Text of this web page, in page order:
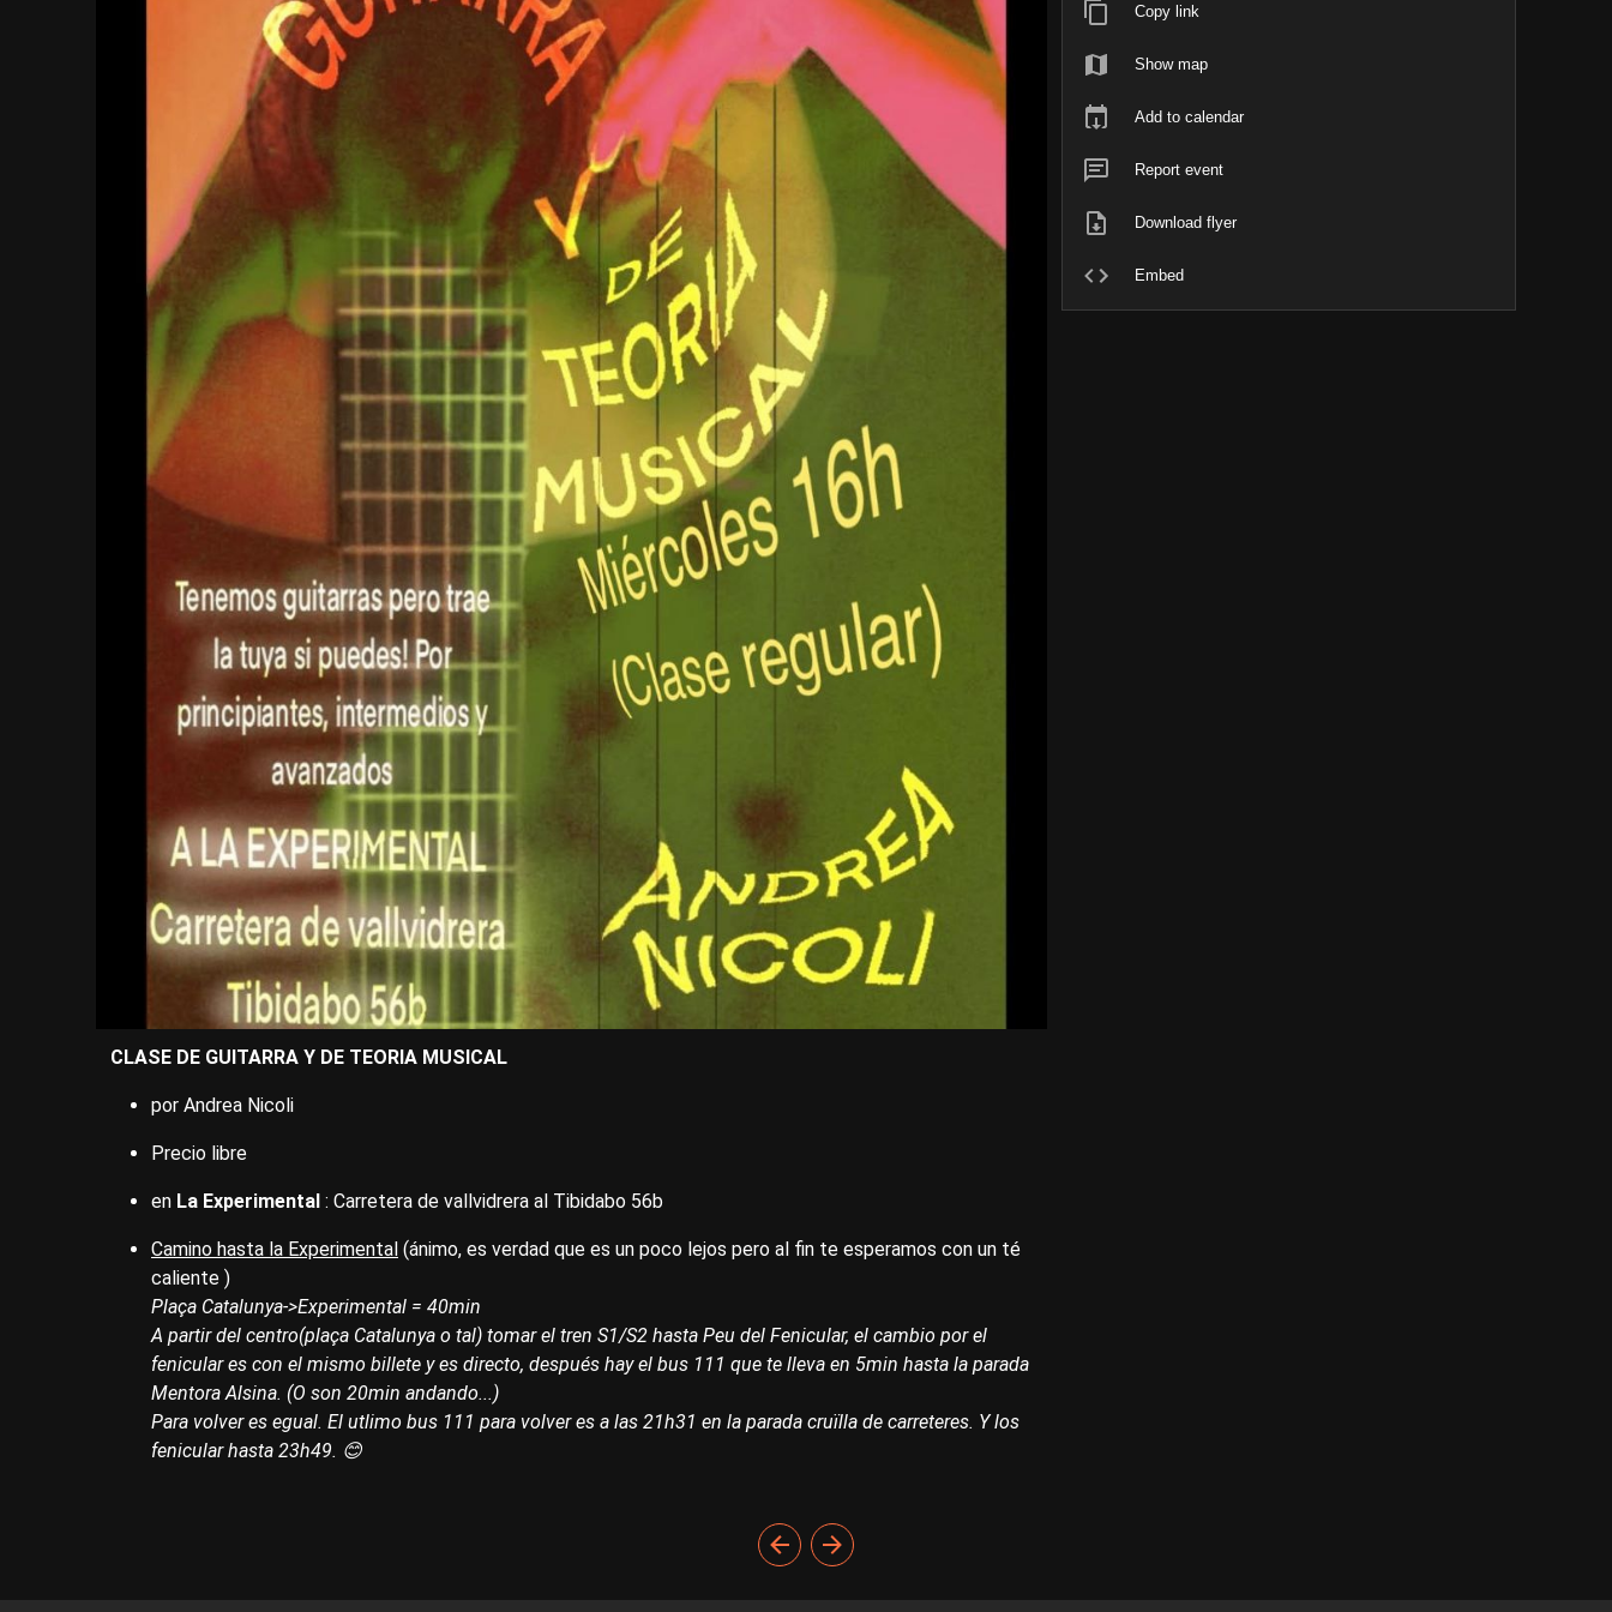
CLASE DE GUITARRA Y DE TEORIA MUSICAL
por Andrea Nicoli
Precio libre
en La Experimental : Carretera de vallvidrera al Tibidabo 56b
Camino hasta la Experimental (ánimo, es verdad que es un poco lejos pero al fin te esperamos con un té
caliente )
Plaça Catalunya->Experimental = 40min
A partir del centro(plaça Catalunya o tal) tomar el tren S1/S2 hasta Peu del Fenicular, el cambio por el
fenicular es con el mismo billete y es directo, después hay el bus 111 que te lleva en 5min hasta la parada
Mentora Alsina. (O son 20min andando...)
Para volver es egual. El utlimo bus 111 para volver es a las 21h31 en la parada cruïlla de carreteres. Y los
fenicular hasta 23h49. 😊
Copy link
Show map
Add to calendar
Report event
Download flyer
Embed